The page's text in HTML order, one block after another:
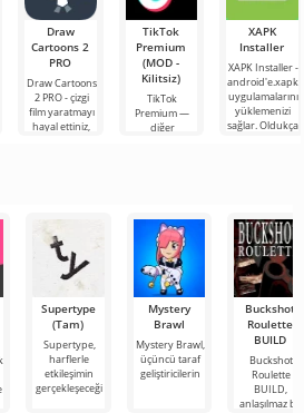
Draw
Cartoons 2
PRO
Draw Cartoons
2 PRO - çizgi
film yaratmayı
hayal ettiniz,
TikTok
Premium
(MOD -
Kilitsiz)
TikTok
Premium —
diğer
sağlayan
XAPK
Installer
XAPK Installer -
android'e.xapk
uygulamalarını
yüklemenizi
sağlar. Oldukça
Supertype
(Tam)
Supertype,
harflerle
etkileşimin
gerçekleşeceği
Mystery
Brawl
Mystery Brawl,
üçüncü taraf
geliştiricilerin
Buckshot
Roulette
BUILD
Buckshot
Roulette
BUILD,
anlaşılmaz bir